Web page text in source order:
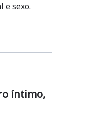
e sexo.
íntimo,